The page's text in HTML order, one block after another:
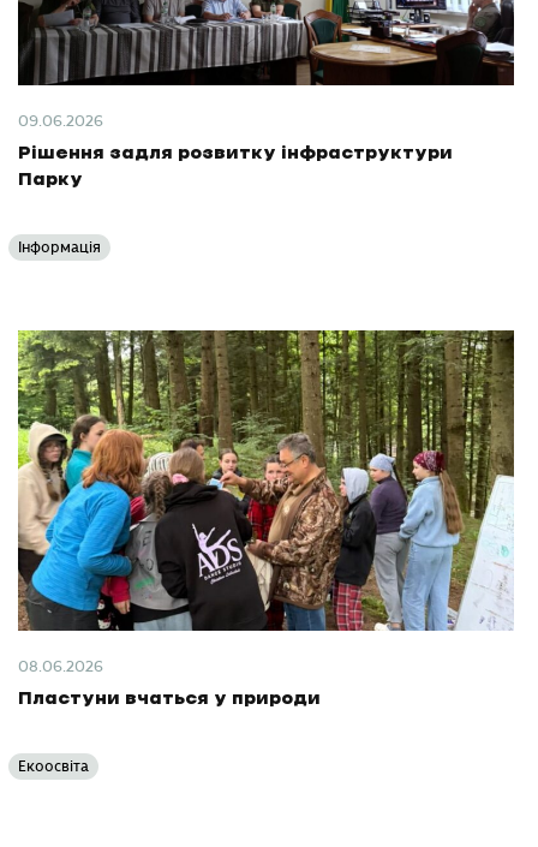
09.06.2026
Рішення задля розвитку інфраструктури
Парку
Інформація
08.06.2026
Пластуни вчаться у природи
Екоосвіта